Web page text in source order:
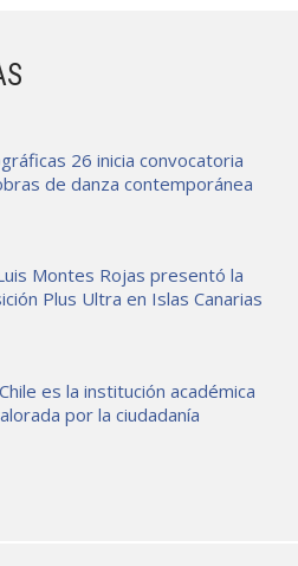
26 inicia convocatoria
de danza contemporánea
Montes Rojas presentó la
Plus Ultra en Islas Canarias
es la institución académica
por la ciudadanía